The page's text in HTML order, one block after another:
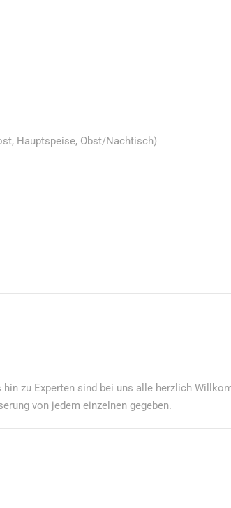
Hauptspeise, Obst/Nachtisch)
zu Experten sind bei uns alle herzlich
von jedem einzelnen gegeben.